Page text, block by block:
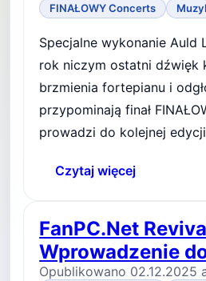
FINAŁOWY Concerts
Specjalne wykonanie Auld
rok niczym ostatni dźwięk
brzmienia fortepianu i
przypominają finał
prowadzi do kolejnej
Czytaj więcej
FanPC.Net
Wprowadzenie
Opublikowano 02.12.2025